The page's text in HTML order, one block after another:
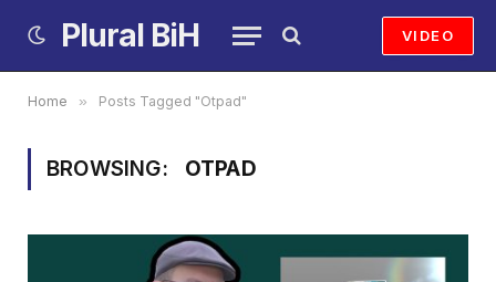
Plural BiH VIDEO
Home » Posts Tagged "Otpad"
BROWSING: OTPAD